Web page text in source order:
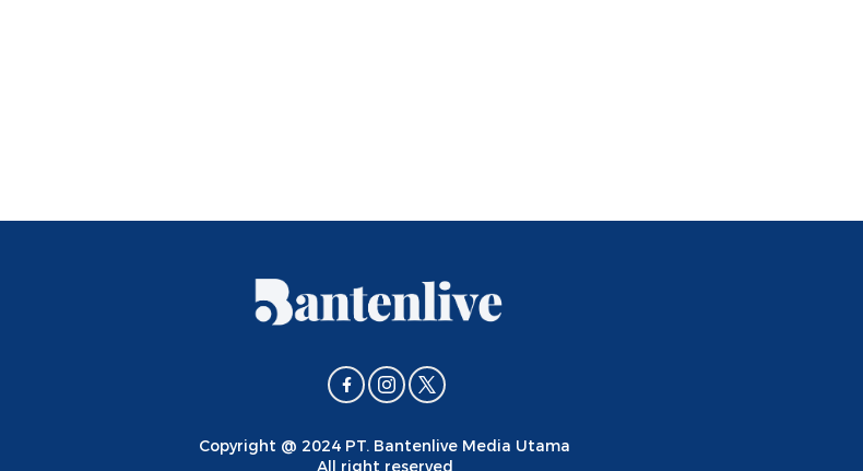
Copyright @ 2024 PT. Bantenlive Media Utama